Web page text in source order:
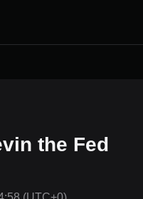
the Fed